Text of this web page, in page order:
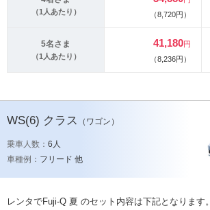
（1人あたり）
（8,720円）
5名さま
（1人あたり）
41,180円
（8,236円）
WS(6) クラス （ワゴン）
乗車人数： 6人
車種例： フリード 他
レンタでFuji-Q 夏 のセット内容は下記となります。